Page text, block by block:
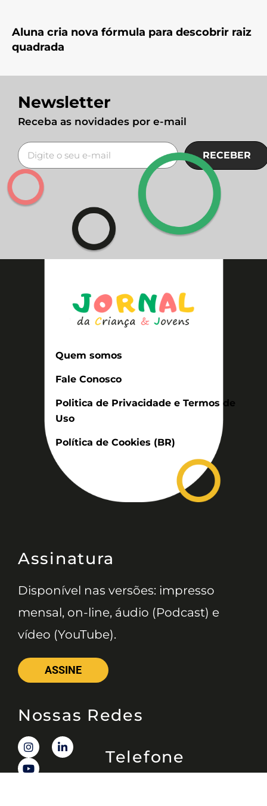
Aluna cria nova fórmula para descobrir raiz
quadrada
Newsletter
Receba as novidades por e-mail
RECEBER
Quem somos
Fale Conosco
Politica de Privacidade e Termos de
Uso
Política de Cookies (BR)
Assinatura
Disponível nas versões: impresso
mensal, on-line, áudio (Podcast) e
vídeo (YouTube).
ASSINE
Nossas Redes
Telefone